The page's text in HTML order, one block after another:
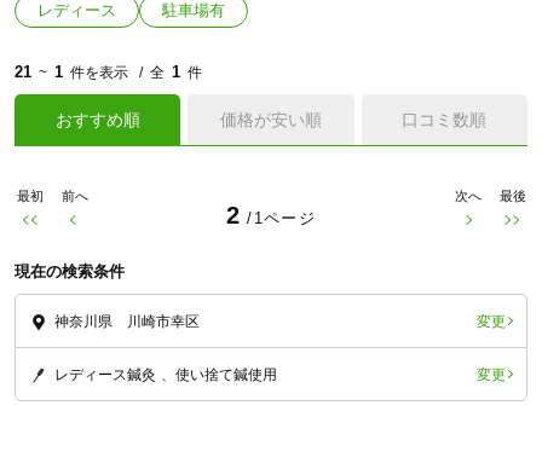
レディース
駐車場有
21 ~ 1 件を表示 全 1 件
おすすめ順 価格が安い順 口コミ数順
最初 前へ
2 /1ページ
次へ 最後
現在の検索条件
神奈川県 川崎市幸区 変更
レディース鍼灸 使い捨て鍼使用 変更